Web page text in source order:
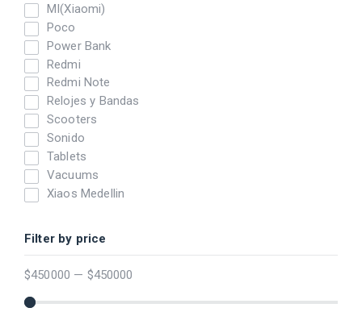
MI(Xiaomi)
Poco
Power Bank
Redmi
Redmi Note
Relojes y Bandas
Scooters
Sonido
Tablets
Vacuums
Xiaos Medellin
Filter by price
$450000 — $450000